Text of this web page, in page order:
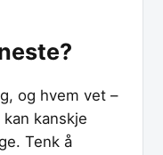
og hvem vet –
kanskje
Tenk å